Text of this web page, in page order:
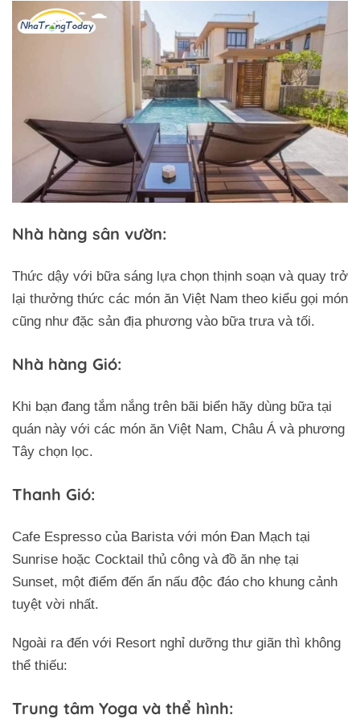
Nhà hàng sân vườn:
Thức dậy với bữa sáng lựa chọn thịnh soạn và quay trở
lại thưởng thức các món ăn Việt Nam theo kiểu gọi món
cũng như đặc sản địa phương vào bữa trưa và tối.
Nhà hàng Gió:
Khi bạn đang tắm nắng trên bãi biển hãy dùng bữa tại
quán này với các món ăn Việt Nam, Châu Á và phương
Tây chọn lọc.
Thanh Gió:
Cafe Espresso của Barista với món Đan Mạch tại
Sunrise hoặc Cocktail thủ công và đồ ăn nhẹ tại
Sunset, một điểm đến ẩn nấu độc đáo cho khung cảnh
tuyệt vời nhất.
Ngoài ra đến với Resort nghỉ dưỡng thư giãn thì không
thể thiếu:
Trung tâm Yoga và thể hình: